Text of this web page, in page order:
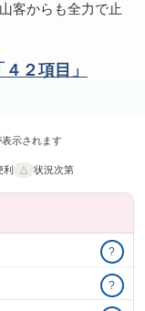
客からも全力で止
示されます
利 △ 状況次第
?
?